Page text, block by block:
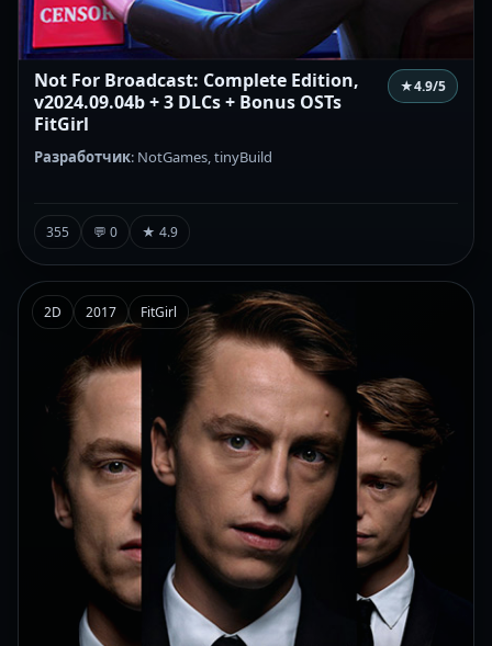
Not For Broadcast: Complete Edition,
v2024.09.04b + 3 DLCs + Bonus OSTs
FitGirl
★4.9/5
Разработчик: NotGames, tinyBuild
355 💬 0 ★ 4.9
2D 2017 FitGirl